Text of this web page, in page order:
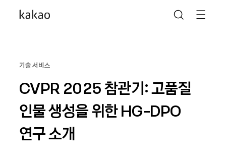
기술 서비스
CVPR 2025 참관기: 고품질
인물 생성을 위한 HG-DPO
연구 소개